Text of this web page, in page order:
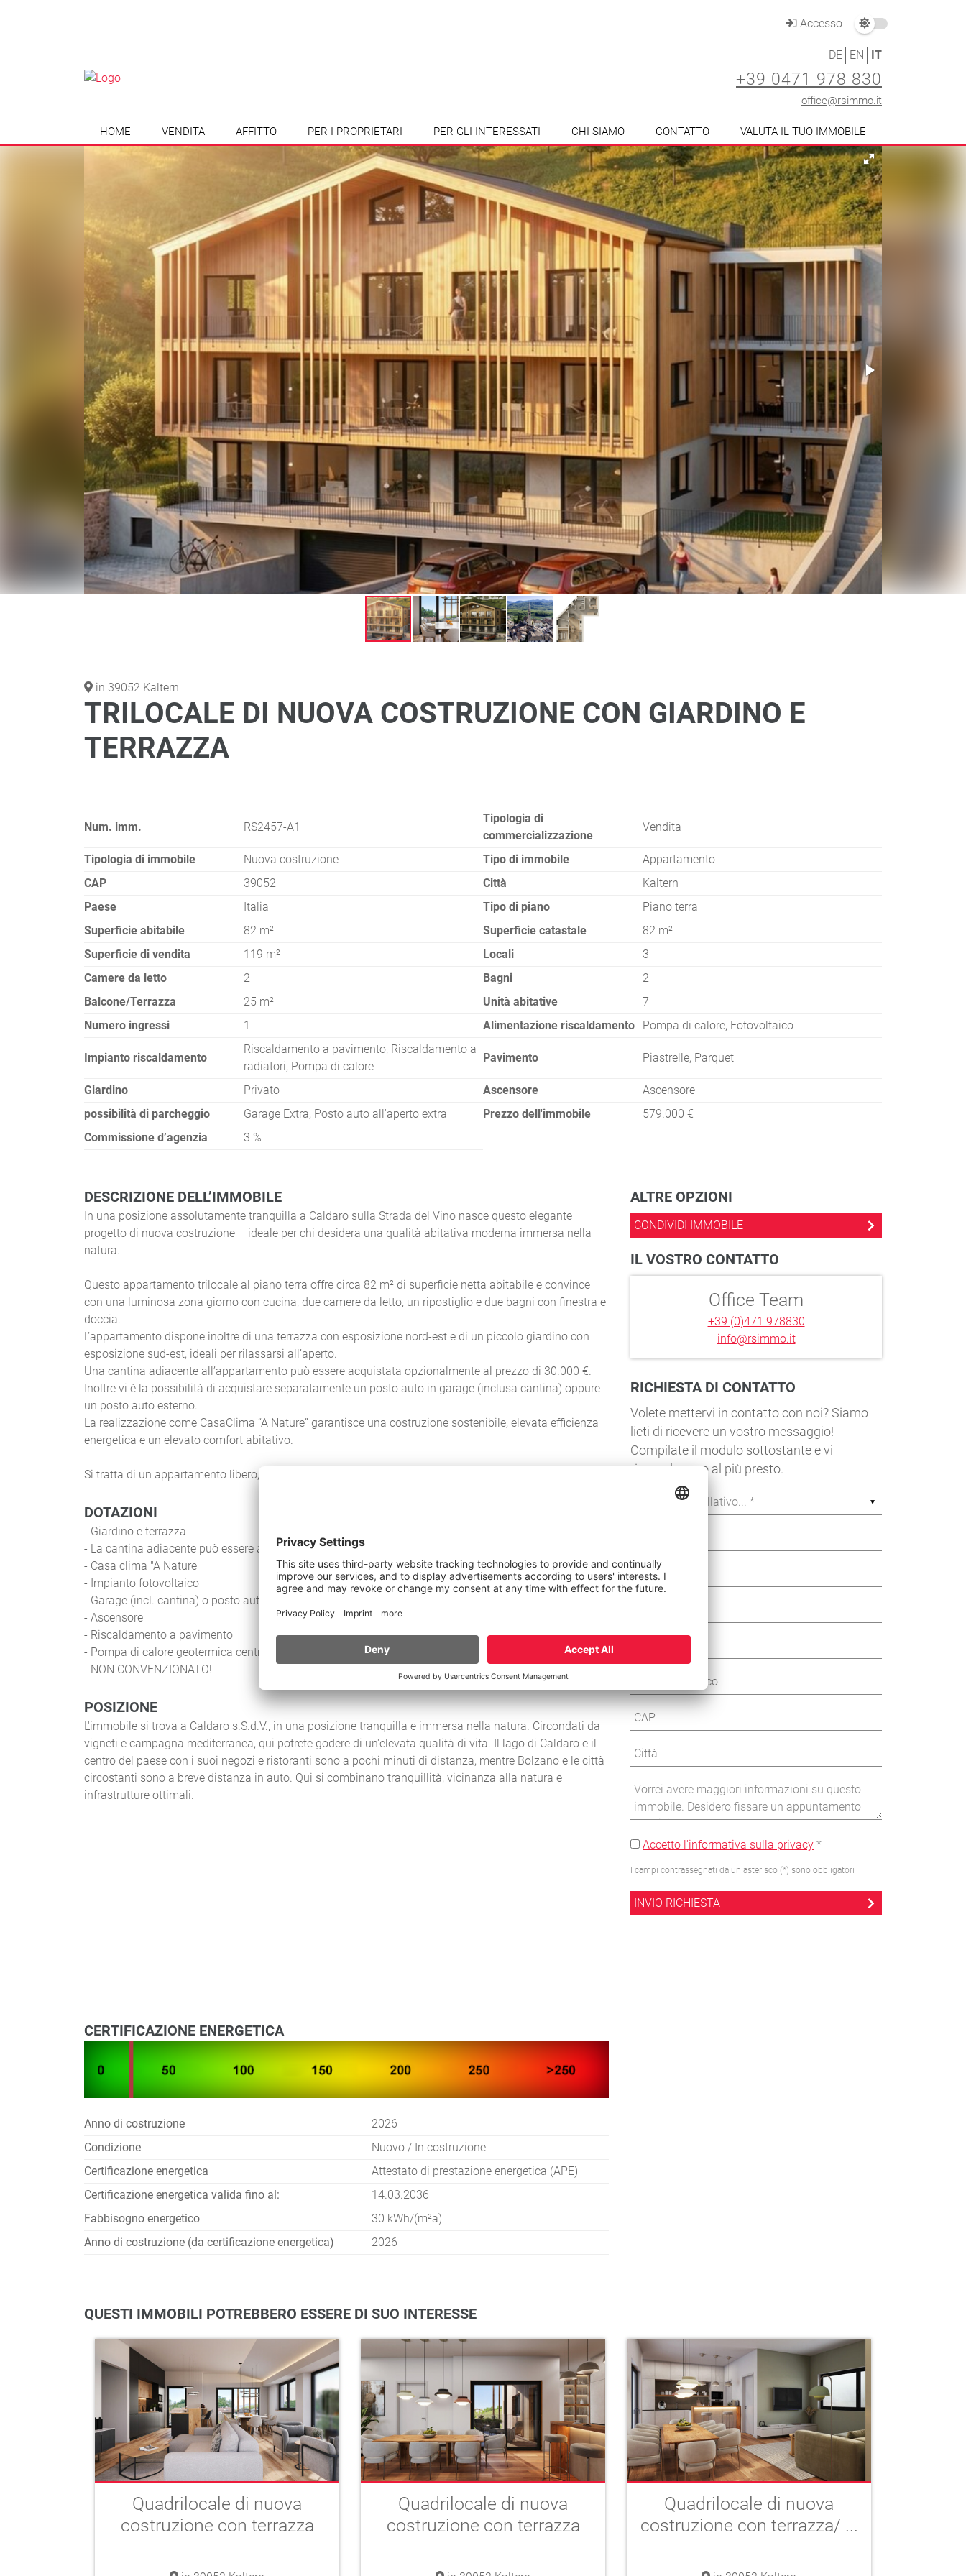
Accesso
DE EN IT
+39 0471 978 830
office@rsimmo.it
HOME VENDITA AFFITTO PER I PROPRIETARI PER GLI INTERESSATI CHI SIAMO CONTATTO VALUTA IL TUO IMMOBILE
in 39052 Kaltern
TRILOCALE DI NUOVA COSTRUZIONE CON GIARDINO E
TERRAZZA
Num. imm. RS2457-A1
Tipologia di
commercializzazione
Vendita
Tipologia di immobile Nuova costruzione Tipo di immobile
Appartamento
CAP
39052 Città
Kaltern
Paese
Italia Tipo di piano
Piano terra
Superficie abitabile
82 m² Superficie catastale
82 m²
Superficie di vendita
119 m² Locali
3
Camere da letto
2 Bagni
2
Balcone/Terrazza
25 m² Unità abitative
7
Numero ingressi
1 Alimentazione riscaldamento Pompa di calore, Fotovoltaico
Impianto riscaldamento
Riscaldamento a pavimento, Riscaldamento a
radiatori, Pompa di calore
Pavimento Piastrelle, Parquet
Giardino Privato Ascensore
Ascensore
possibilità di parcheggio
Garage Extra, Posto auto all'aperto extra Prezzo dell'immobile
579.000 €
Commissione d’agenzia
3 %
DESCRIZIONE DELL’IMMOBILE
In una posizione assolutamente tranquilla a Caldaro sulla Strada del Vino nasce questo elegante
progetto di nuova costruzione – ideale per chi desidera una qualità abitativa moderna immersa nella
natura.
Questo appartamento trilocale al piano terra offre circa 82 m² di superficie netta abitabile e convince
con una luminosa zona giorno con cucina, due camere da letto, un ripostiglio e due bagni con finestra e
doccia.
L’appartamento dispone inoltre di una terrazza con esposizione nord-est e di un piccolo giardino con
esposizione sud-est, ideali per rilassarsi all’aperto.
Una cantina adiacente all’appartamento può essere acquistata opzionalmente al prezzo di 30.000 €.
Inoltre vi è la possibilità di acquistare separatamente un posto auto in garage (inclusa cantina) oppure
un posto auto esterno.
La realizzazione come CasaClima “A Nature” garantisce una costruzione sostenibile, elevata efficienza
energetica e un elevato comfort abitativo.
Si tratta di un appartamento libero, NON CONVENZIONATO.
DOTAZIONI
- Giardino e terrazza
- La cantina adiacente può essere acquistata come opzione
- Casa clima "A Nature
- Impianto fotovoltaico
- Garage (incl. cantina) o posto auto acquistabile separatamente
- Ascensore
- Riscaldamento a pavimento
- Pompa di calore geotermica centrale
- NON CONVENZIONATO!
POSIZIONE
L'immobile si trova a Caldaro s.S.d.V., in una posizione tranquilla e immersa nella natura. Circondati da
vigneti e campagna mediterranea, qui potrete godere di un'elevata qualità di vita. Il lago di Caldaro e il
centro del paese con i suoi negozi e ristoranti sono a pochi minuti di distanza, mentre Bolzano e le città
circostanti sono a breve distanza in auto. Qui si combinano tranquillità, vicinanza alla natura e
infrastrutture ottimali.
CERTIFICAZIONE ENERGETICA
Anno di costruzione
2026
Condizione
Nuovo / In costruzione
Certificazione energetica
Attestato di prestazione energetica (APE)
Certificazione energetica valida fino al:
14.03.2036
Fabbisogno energetico
30 kWh/(m²a)
Anno di costruzione (da certificazione energetica)
2026
ALTRE OPZIONI
CONDIVIDI IMMOBILE
IL VOSTRO CONTATTO
Office Team
+39 (0)471 978830
info@rsimmo.it
RICHIESTA DI CONTATTO
Volete mettervi in contatto con noi? Siamo
lieti di ricevere un vostro messaggio!
Compilate il modulo sottostante e vi
risponderemo al più presto.
Accetto l'informativa sulla privacy *
I campi contrassegnati da un asterisco (*) sono obbligatori
QUESTI IMMOBILI POTREBBERO ESSERE DI SUO INTERESSE
Quadrilocale di nuova
costruzione con terrazza
Quadrilocale di nuova
costruzione con terrazza
Quadrilocale di nuova
costruzione con terrazza/ ...